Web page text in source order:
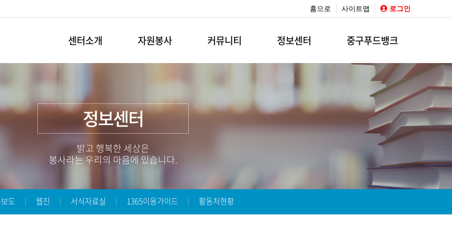
홈으로 사이트맵 로그인
센터소개 자원봉사 커뮤니티 정보센터 중구푸드뱅크
정보센터
밝고 행복한 세상은
봉사라는 우리의 마음에 있습니다.
도 웹진 서식자료실 1365이용가이드 활동처현황